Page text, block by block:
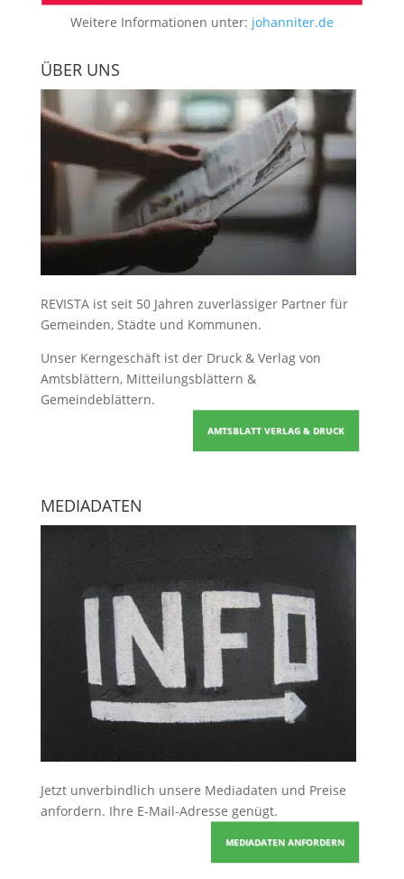
Weitere Informationen unter: johanniter.de
ÜBER UNS
REVISTA ist seit 50 Jahren zuverlässiger Partner für
Gemeinden, Städte und Kommunen.
Unser Kerngeschäft ist der Druck & Verlag von
Amtsblättern, Mitteilungsblättern &
Gemeindeblättern.
AMTSBLATT VERLAG & DRUCK
MEDIADATEN
Jetzt unverbindlich unsere Mediadaten und Preise
anfordern. Ihre E-Mail-Adresse genügt.
MEDIADATEN ANFORDERN